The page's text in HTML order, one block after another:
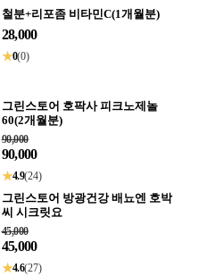
철분+리포좀 비타민C(1개월분)
28,000
★0(0)
그린스토어 호팍사 피크노제놀
60(2개월분)
90,000
90,000
★4.9(24)
그린스토어 방광건강 배뇨엔 호박
씨 시크릿요
45,000
45,000
★4.6(27)